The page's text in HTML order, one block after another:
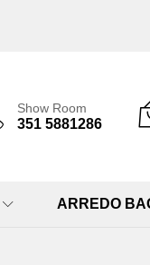
Show Room
351 5881286
ARREDO